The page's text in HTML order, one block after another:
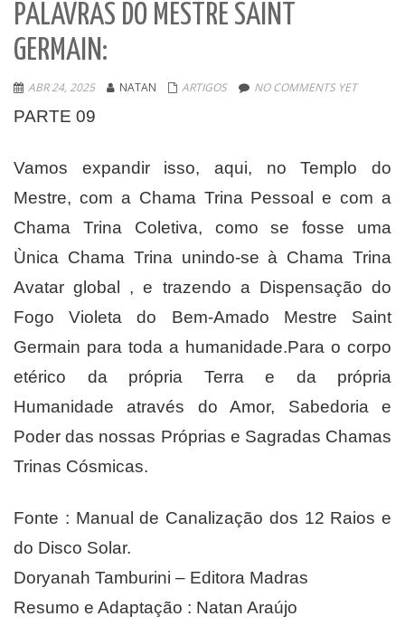
PALAVRAS DO MESTRE SAINT
GERMAIN:
ABR 24, 2025 NATAN ARTIGOS NO COMMENTS YET
PARTE 09
Vamos expandir isso, aqui, no Templo do
Mestre, com a Chama Trina Pessoal e com a
Chama Trina Coletiva, como se fosse uma
Ùnica Chama Trina unindo-se à Chama Trina
Avatar global , e trazendo a Dispensação do
Fogo Violeta do Bem-Amado Mestre Saint
Germain para toda a humanidade.Para o corpo
etérico da própria Terra e da própria
Humanidade através do Amor, Sabedoria e
Poder das nossas Próprias e Sagradas Chamas
Trinas Cósmicas.
Fonte : Manual de Canalização dos 12 Raios e
do Disco Solar.
Doryanah Tamburini – Editora Madras
Resumo e Adaptação : Natan Araújo